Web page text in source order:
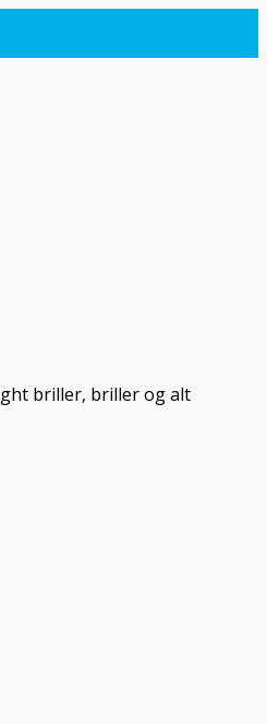
briller, briller og alt